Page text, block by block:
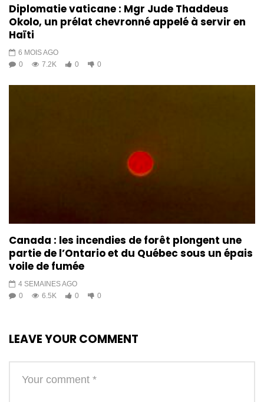
Diplomatie vaticane : Mgr Jude Thaddeus
Okolo, un prélat chevronné appelé à servir en
Haïti
6 MOIS AGO
0
7.2K 0 0
Canada : les incendies de forêt plongent une
partie de l’Ontario et du Québec sous un épais
voile de fumée
4 SEMAINES AGO
0
6.5K 0 0
LEAVE YOUR COMMENT